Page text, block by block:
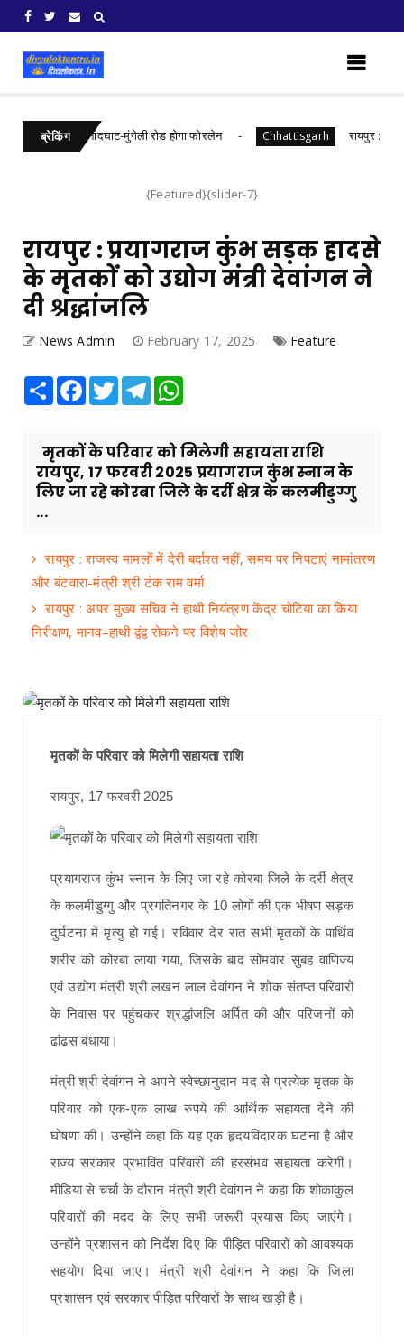
ब्रेकिंग
की लागत से नांदघाट-मुंगेली रोड होगा फोरलेन Chhattisgarh रायपुर : जल
{Featured}{slider-7}
रायपुर : प्रयागराज कुंभ सड़क हादसे
के मृतकों को उद्योग मंत्री देवांगन ने
दी श्रद्धांजलि
News Admin February 17, 2025 Feature
Share Facebook
TwitterTelegram
मृतकों के परिवार को मिलेगी सहायता राशि
रायपुर, 17 फरवरी 2025 प्रयागराज कुंभ स्नान के
लिए जा रहे कोरबा जिले के दर्री क्षेत्र के कलमीडुग्गु
...
रायपुर : राजस्व मामलों में देरी बर्दाश्त नहीं, समय पर निपटाएं नामांतरण
और बंटवारा-मंत्री श्री टंक राम वर्मा
रायपुर : अपर मुख्य सचिव ने हाथी नियंत्रण केंद्र चोटिया का किया
निरीक्षण, मानव–हाथी द्वंद्व रोकने पर विशेष जोर
मृतकों के परिवार को मिलेगी सहायता राशि
रायपुर, 17 फरवरी 2025
प्रयागराज कुंभ स्नान के लिए जा रहे कोरबा जिले के दर्री क्षेत्र
के कलमीडुग्गु और प्रगतिनगर के 10 लोगों की एक भीषण सड़क
दुर्घटना में मृत्यु हो गई। रविवार देर रात सभी मृतकों के पार्थिव
शरीर को कोरबा लाया गया, जिसके बाद सोमवार सुबह वाणिज्य
एवं उद्योग मंत्री श्री लखन लाल देवांगन ने शोक संतप्त परिवारों
के निवास पर पहुंचकर श्रद्धांजलि अर्पित की और परिजनों को
ढांढस बंधाया।
मंत्री श्री देवांगन ने अपने स्वेच्छानुदान मद से प्रत्येक मृतक के
परिवार को एक-एक लाख रुपये की आर्थिक सहायता देने की
घोषणा की। उन्होंने कहा कि यह एक हृदयविदारक घटना है और
राज्य सरकार प्रभावित परिवारों की हरसंभव सहायता करेगी।
मीडिया से चर्चा के दौरान मंत्री श्री देवांगन ने कहा कि शोकाकुल
परिवारों की मदद के लिए सभी जरूरी प्रयास किए जाएंगे।
उन्होंने प्रशासन को निर्देश दिए कि पीड़ित परिवारों को आवश्यक
सहयोग दिया जाए। मंत्री श्री देवांगन ने कहा कि जिला
प्रशासन एवं सरकार पीड़ित परिवारों के साथ खड़ी है।